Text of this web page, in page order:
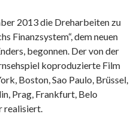
2013 die Dreharbeiten zu
Finanzsystem“, dem neuen
begonnen. Der von der
koproduzierte Film
Boston, Sao Paulo, Brüssel,
Prag, Frankfurt, Belo
realisiert.